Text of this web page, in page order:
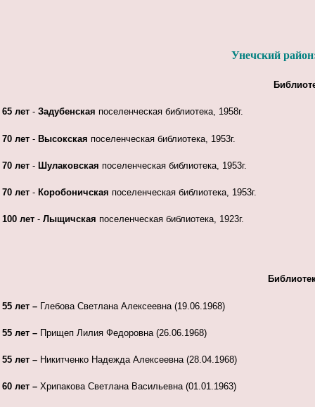
Унечский
65 лет - Задубенская поселенческая библиотека, 1958г.
70 лет - Высокская поселенческая библиотека, 1953г.
70 лет - Шулаковская поселенческая библиотека, 1953г.
70 лет - Коробоничская поселенческая библиотека, 1953г.
100 лет - Лыщичская поселенческая библиотека, 1923г.
55 лет – Глебова Светлана Алексеевна (19.06.1968)
55 лет – Прищеп Лилия Федоровна (26.06.1968)
55 лет – Никитченко Надежда Алексеевна (28.04.1968)
60 лет – Хрипакова Светлана Васильевна (01.01.1963)